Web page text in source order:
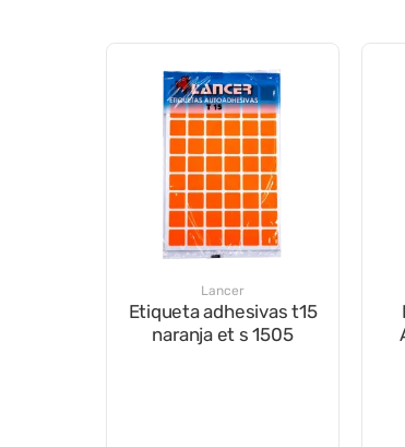
Lancer
Etiqueta adhesivas t15
naranja et s 1505